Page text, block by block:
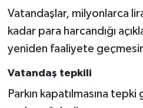
Vatandaşlar, milyonlarca
kadar para harcandığı
yeniden faaliyete
Vatandaş tepkili
Parkın kapatılmasına